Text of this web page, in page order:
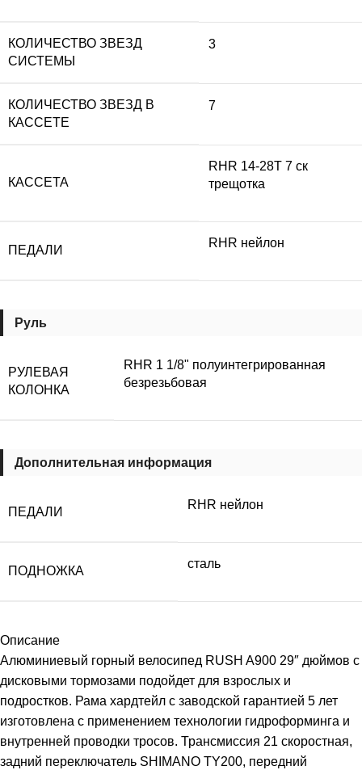
КОЛИЧЕСТВО ЗВЕЗД
СИСТЕМЫ
3
КОЛИЧЕСТВО ЗВЕЗД В
КАССЕТЕ
7
КАССЕТА
RHR 14-28T 7 ск
трещотка
ПЕДАЛИ
RHR нейлон
Руль
РУЛЕВАЯ
КОЛОНКА
RHR 1 1/8" полуинтегрированная
безрезьбовая
Дополнительная информация
ПЕДАЛИ
RHR нейлон
ПОДНОЖКА
сталь
Описание
Алюминиевый горный велосипед RUSH A900 29″ дюймов с
дисковыми тормозами подойдет для взрослых и
подростков. Рама хардтейл с заводской гарантией 5 лет
изготовлена с применением технологии гидроформинга и
внутренней проводки тросов. Трансмиссия 21 скоростная,
задний переключатель SHIMANO TY200, передний